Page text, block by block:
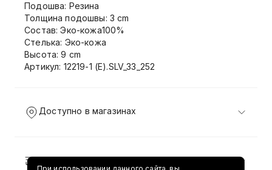
Подошва: Резина
Толщина подошвы: 3 cm
Состав: Эко-кожа100%
Стелька: Эко-кожа
Высота: 9 cm
Артикул: 12219-1 (E).SLV_33_252
Доступно в магазинах
Доставка и возврат